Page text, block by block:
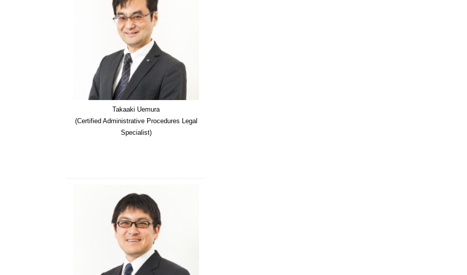
Takaaki Uemura
(Certified Administrative Procedures Legal
Specialist)